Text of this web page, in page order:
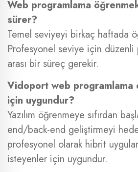
Web programlama
sürer?
Temel seviyeyi birkaç haftada
Profesyonel seviye için
arası bir süreç gerekir.
Vidoport web
için uygundur?
Yazılım öğrenmeye sıfırdan
end/back-end geliştirmeyi
profesyonel olarak hibrit
isteyenler için uygundur.